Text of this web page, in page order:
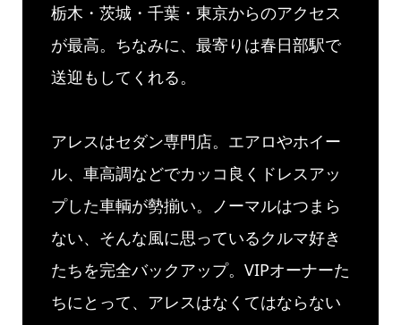
栃木・茨城・千葉・東京からのアクセス
が最高。ちなみに、最寄りは春日部駅で
送迎もしてくれる。
アレスはセダン専門店。エアロやホイー
ル、車高調などでカッコ良くドレスアッ
プした車輌が勢揃い。ノーマルはつまら
ない、そんな風に思っているクルマ好き
たちを完全バックアップ。VIPオーナーた
ちにとって、アレスはなくてはならない